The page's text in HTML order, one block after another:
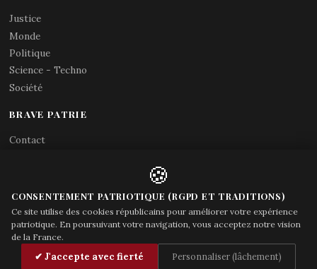
Justice
Monde
Politique
Science - Techno
Société
BRAVE PATRIE
Contact
Acces gouvernement
© Brave Patrie + friends—
🍪
CONSENTEMENT PATRIOTIQUE (RGPD ET TRADITIONS)
Ce site utilise des cookies républicains pour améliorer votre expérience
patriotique. En poursuivant votre navigation, vous acceptez notre vision
de la France.
✔ J'accepte avec fierté Personnaliser (lâchement)